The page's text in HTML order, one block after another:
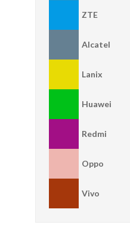
ZTE
Alcatel
Lanix
Huawei
Redmi
Oppo
Vivo